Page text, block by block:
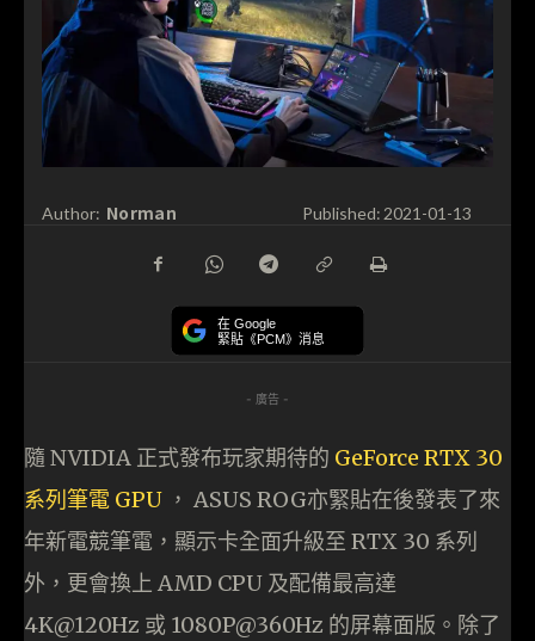
Author: Norman Published: 2021-01-13
在 Google
緊貼《PCM》消息
- 廣告 -
隨 NVIDIA 正式發布玩家期待的 GeForce RTX 30
系列筆電 GPU ， ASUS ROG亦緊貼在後發表了來
年新電競筆電，顯示卡全面升級至 RTX 30 系列
外，更會換上 AMD CPU 及配備最高達
4K@120Hz 或 1080P@360Hz 的屏幕面版。除了